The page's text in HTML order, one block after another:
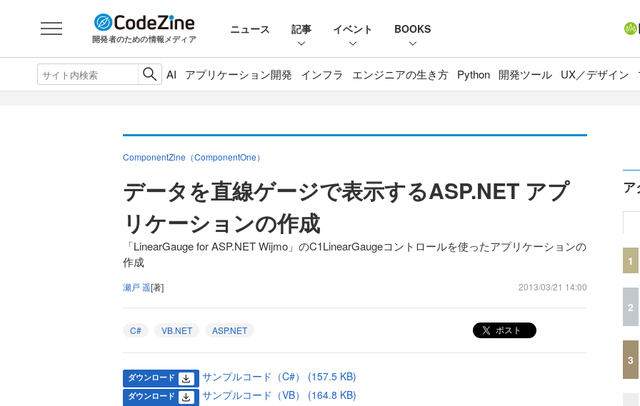
開発者のための情報メディア
ニュース 記事 イベント BOOKS
AI アプリケーション開発 インフラ エンジニアの生き方 Python 開発ツール UX／デザイン
ComponentZine（ComponentOne）
データを直線ゲージで表示するASP.NET アプ
リケーションの作成
「LinearGauge for ASP.NET Wijmo」のC1LinearGaugeコントロールを使ったアプリケーションの
作成
瀬戸 遥[著] 2013/03/21 14:00
C# VB.NET ASP.NET ポスト
ダウンロード サンプルコード（C#） (157.5 KB)
ダウンロード サンプルコード（VB） (164.8 KB)
ア
1
2
3